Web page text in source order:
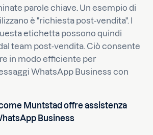
parole chiave. Un esempio di
è "richiesta post-vendita". I
etichetta possono quindi
team post-vendita. Ciò consente
in modo efficiente per
WhatsApp Business con
Muntstad offre assistenza
Business